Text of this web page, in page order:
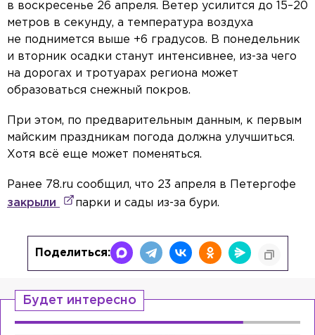
в воскресенье 26 апреля. Ветер усилится до 15–20
метров в секунду, а температура воздуха
не поднимется выше +6 градусов. В понедельник
и вторник осадки станут интенсивнее, из-за чего
на дорогах и тротуарах региона может
образоваться снежный покров.
При этом, по предварительным данным, к первым
майским праздникам погода должна улучшиться.
Хотя всё еще может поменяться.
Ранее 78.ru сообщил, что 23 апреля в Петергофе
закрыли
парки и сады из-за бури.
Поделиться:
Будет интересно